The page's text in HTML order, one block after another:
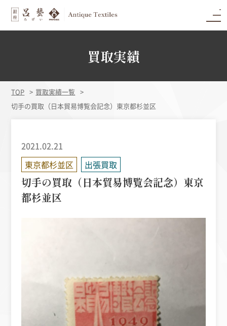
買取実績
TOP
買取実績一覧
切手の買取（日本貿易博覧会記念）東京都杉並区
2021.02.21
東京都杉並区
出張買取
切手の買取（日本貿易博覧会記念）東京
都杉並区